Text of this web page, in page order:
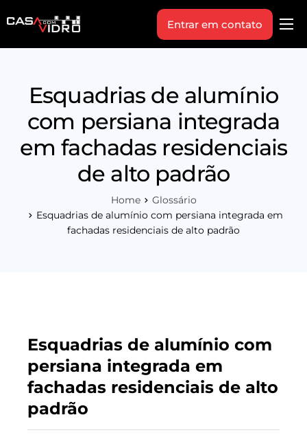
Produtos
Indique+
Blog
Workshop
Sobre Nós
Entrar em contato
Esquadrias de alumínio
com persiana integrada
em fachadas residenciais
de alto padrão
Home
Glossário
Esquadrias de alumínio com persiana integrada em
fachadas residenciais de alto padrão
Esquadrias de alumínio com
persiana integrada em
fachadas residenciais de alto
padrão